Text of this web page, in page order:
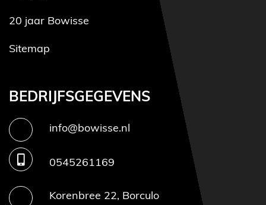
20 jaar Bowisse
Sitemap
BEDRIJFSGEGEVENS
info@bowisse.nl
0545261169
Korenbree 22, Borculo